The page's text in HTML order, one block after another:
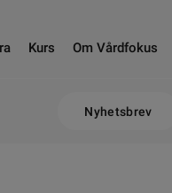
Kurs Om Vårdfokus
Nyhetsbrev